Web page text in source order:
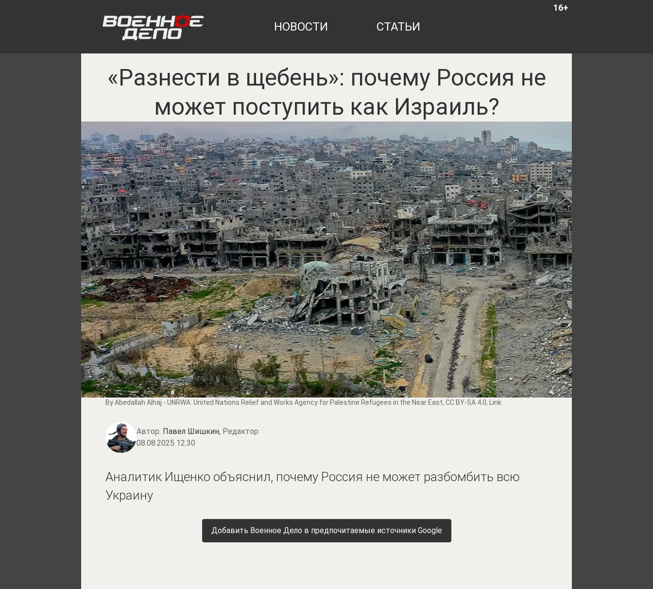
16+
НОВОСТИ СТАТЬИ
«Разнести в щебень»: почему Россия не
может поступить как Израиль?
By Abedallah Alhaj - UNRWA: United Nations Relief and Works Agency for Palestine Refugees in the Near East, CC BY-SA 4.0, Link
Автор: Павел Шишкин, Редактор
08.08.2025 12:30
Аналитик Ищенко объяснил, почему Россия не может разбомбить всю
Украину
Добавить Военное Дело в предпочитаемые источники Google